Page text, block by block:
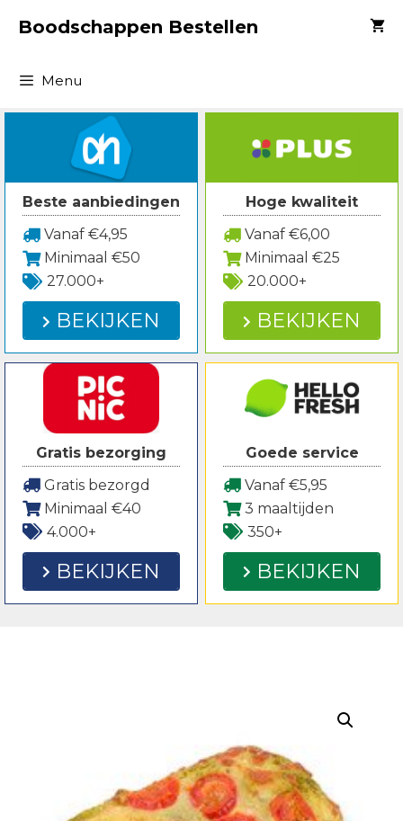
naarBoodschappen Bestellen
Menu
Beste aanbiedingen
Vanaf €4,95
Minimaal €50
27.000+
BEKIJKEN
Hoge kwaliteit
Vanaf €6,00
Minimaal €25
20.000+
BEKIJKEN
Gratis bezorging
Gratis bezorgd
Minimaal €40
4.000+
BEKIJKEN
Goede service
Vanaf €5,95
3 maaltijden
350+
BEKIJKEN